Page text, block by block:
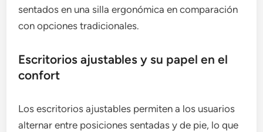
sentados en una silla ergonómica en comparación
con opciones tradicionales.
Escritorios ajustables y su papel en el
confort
Los escritorios ajustables permiten a los usuarios
alternar entre posiciones sentadas y de pie, lo que